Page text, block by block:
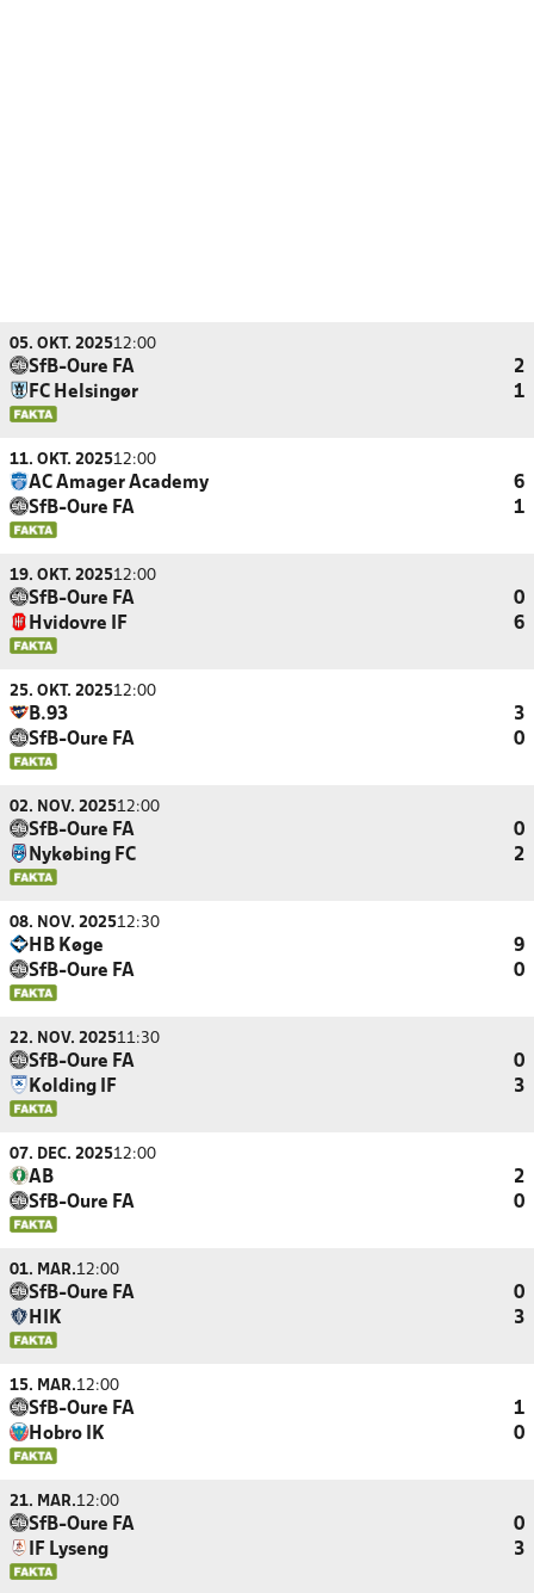
05. OKT. 202512:00
SfB-Oure FA
2
FC Helsingør
1
11. OKT. 202512:00
AC Amager Academy
6
SfB-Oure FA
1
19. OKT. 202512:00
SfB-Oure FA
0
Hvidovre IF
6
25. OKT. 202512:00
B.93
3
SfB-Oure FA
0
02. NOV. 202512:00
SfB-Oure FA
0
Nykøbing FC
2
08. NOV. 202512:30
HB Køge
9
SfB-Oure FA
0
22. NOV. 202511:30
SfB-Oure FA
0
Kolding IF
3
07. DEC. 202512:00
AB
2
SfB-Oure FA
0
01. MAR.12:00
SfB-Oure FA
0
HIK
3
15. MAR.12:00
SfB-Oure FA
1
Hobro IK
0
21. MAR.12:00
SfB-Oure FA
0
IF Lyseng
3